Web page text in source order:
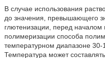
В случае использования
до значения, превышающего
глютенизации, перед
полимеризации способа
температурном диапазоне 30-
Температура может